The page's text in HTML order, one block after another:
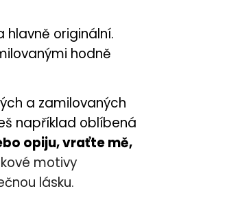
hlavně originální.
hodně
a zamilovaných
například oblíbená
opiju, vraťte mě,
motivy
lásku.